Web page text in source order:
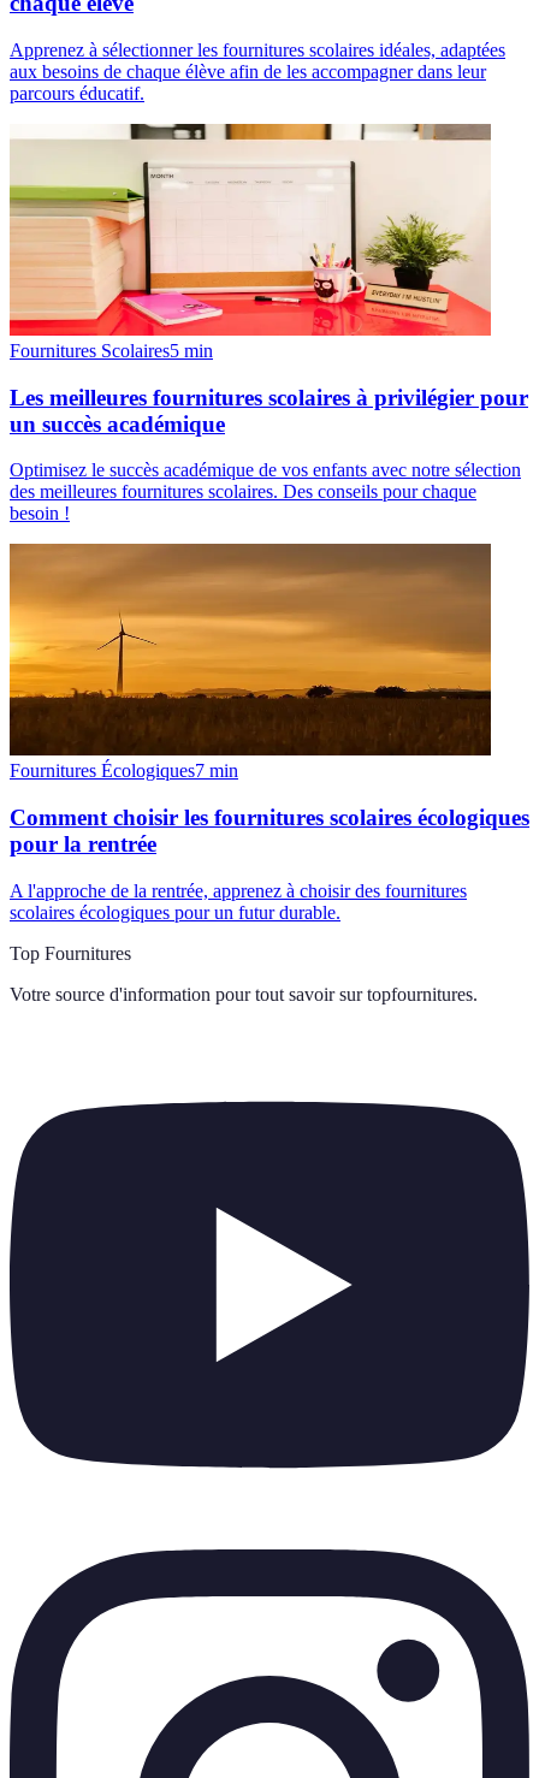
Apprenez à sélectionner les fournitures scolaires idéales, adaptées
aux besoins de chaque élève afin de les accompagner dans leur
parcours éducatif.
Fournitures Scolaires5 min
Les meilleures fournitures scolaires à privilégier pour
un succès académique
Optimisez le succès académique de vos enfants avec notre sélection
des meilleures fournitures scolaires. Des conseils pour chaque
besoin !
Fournitures Écologiques7 min
Comment choisir les fournitures scolaires écologiques
pour la rentrée
A l'approche de la rentrée, apprenez à choisir des fournitures
scolaires écologiques pour un futur durable.
Top Fournitures
Votre source d'information pour tout savoir sur topfournitures.